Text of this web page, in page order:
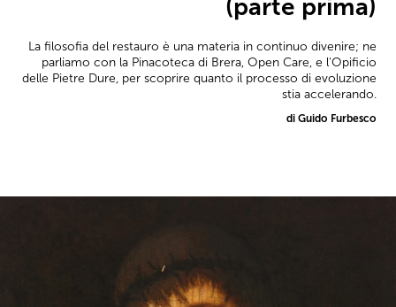
(parte prima)
La filosofia del restauro è una materia in continuo divenire; ne
parliamo con la Pinacoteca di Brera, Open Care, e l'Opificio
delle Pietre Dure, per scoprire quanto il processo di evoluzione
stia accelerando.
di Guido Furbesco